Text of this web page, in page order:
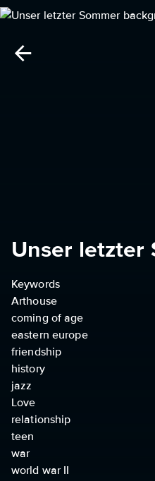
Unser letzter
Keywords
Arthouse
coming of age
eastern europe
friendship
history
jazz
Love
relationship
teen
war
world war II